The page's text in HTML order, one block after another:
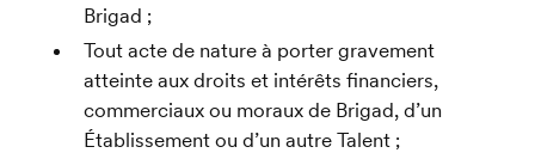
Brigad ;
Tout acte de nature à porter gravement
atteinte aux droits et intérêts financiers,
commerciaux ou moraux de Brigad, d’un
Établissement ou d’un autre Talent ;